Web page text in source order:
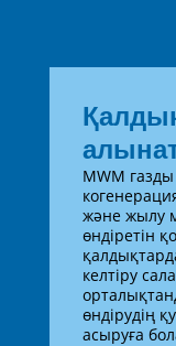
MWM
және жылу
өндіретін
келтіру
өндірудің
асыруға